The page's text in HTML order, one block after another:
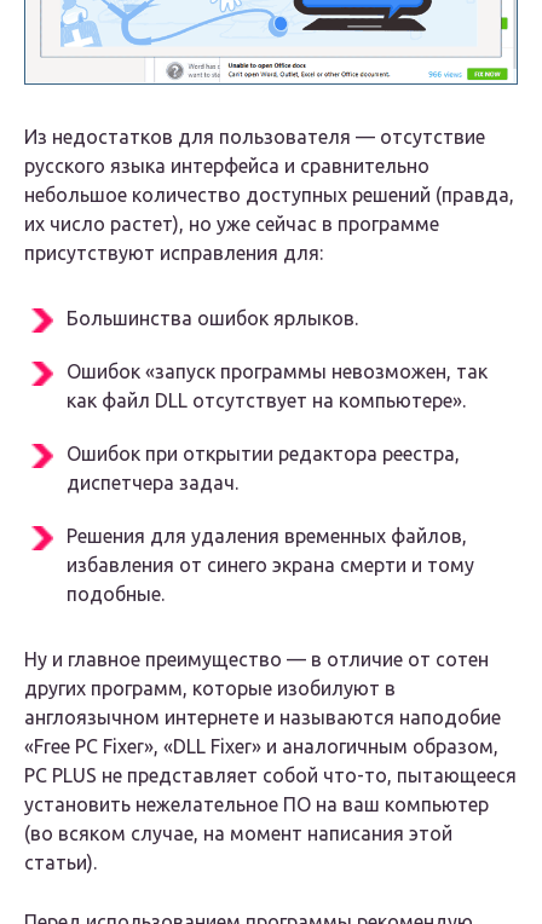
Из недостатков для пользователя — отсутствие
русского языка интерфейса и сравнительно
небольшое количество доступных решений (правда,
их число растет), но уже сейчас в программе
присутствуют исправления для:
Большинства ошибок ярлыков.
Ошибок «запуск программы невозможен, так
как файл DLL отсутствует на компьютере».
Ошибок при открытии редактора реестра,
диспетчера задач.
Решения для удаления временных файлов,
избавления от синего экрана смерти и тому
подобные.
Ну и главное преимущество — в отличие от сотен
других программ, которые изобилуют в
англоязычном интернете и называются наподобие
«Free PC Fixer», «DLL Fixer» и аналогичным образом,
PC PLUS не представляет собой что-то, пытающееся
установить нежелательное ПО на ваш компьютер
(во всяком случае, на момент написания этой
статьи).